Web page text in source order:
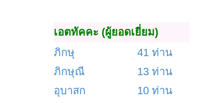
เอตทัคคะ (ผู้ยอดเยี่ยม)
ภิกษุ
41 ท่าน
ภิกษุณี
13 ท่าน
อุบาสก
10 ท่าน